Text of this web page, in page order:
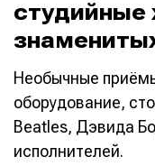
студийные
Необычные
оборудование,
Beatles, Дэвида
исполнителей.